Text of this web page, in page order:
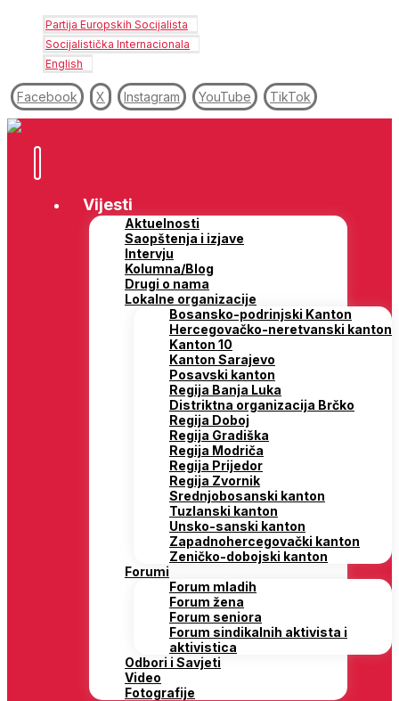
Partija Europskih Socijalista
Socijalistička Internacionala
English
Facebook X Instagram YouTube TikTok
Vijesti
Aktuelnosti
Saopštenja i izjave
Intervju
Kolumna/Blog
Drugi o nama
Lokalne organizacije
Bosansko-podrinjski Kanton
Hercegovačko-neretvanski kanton
Kanton 10
Kanton Sarajevo
Posavski kanton
Regija Banja Luka
Distriktna organizacija Brčko
Regija Doboj
Regija Gradiška
Regija Modriča
Regija Prijedor
Regija Zvornik
Srednjobosanski kanton
Tuzlanski kanton
Unsko-sanski kanton
Zapadnohercegovački kanton
Zeničko-dobojski kanton
Forumi
Forum mladih
Forum žena
Forum seniora
Forum sindikalnih aktivista i
aktivistica
Odbori i Savjeti
Video
Fotografije